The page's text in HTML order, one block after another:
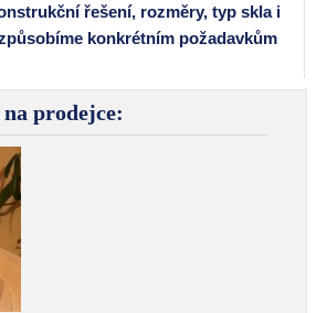
řešení, rozměry, typ skla i
konkrétním požadavkům
prodejce: